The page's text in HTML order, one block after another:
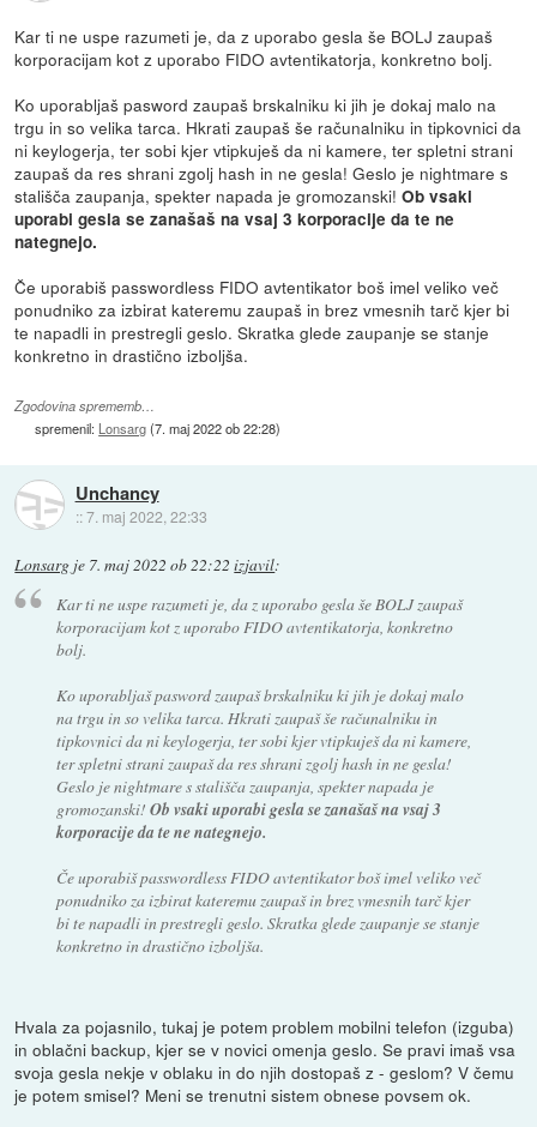
Kar ti ne uspe razumeti je, da z uporabo gesla še BOLJ zaupaš
korporacijam kot z uporabo FIDO avtentikatorja, konkretno bolj.
Ko uporabljaš pasword zaupaš brskalniku ki jih je dokaj malo na
trgu in so velika tarca. Hkrati zaupaš še računalniku in tipkovnici da
ni keylogerja, ter sobi kjer vtipkuješ da ni kamere, ter spletni strani
zaupaš da res shrani zgolj hash in ne gesla! Geslo je nightmare s
stališča zaupanja, spekter napada je gromozanski!Ob vsaki
uporabi gesla se zanašaš na vsaj 3 korporacije da te ne
nategnejo.
Če uporabiš passwordless FIDO avtentikator boš imel veliko več
ponudniko za izbirat kateremu zaupaš in brez vmesnih tarč kjer bi
te napadli in prestregli geslo. Skratka glede zaupanje se stanje
konkretno in drastično izboljša.
Zgodovina sprememb…
spremenil: Lonsarg(7. maj 2022 ob 22:28)
Unchancy
::7. maj 2022, 22:33
Lonsarg je 7. maj 2022 ob 22:22 izjavil:
Kar ti ne uspe razumeti je, da z uporabo gesla še BOLJ zaupaš
korporacijam kot z uporabo FIDO avtentikatorja, konkretno
bolj.
Ko uporabljaš pasword zaupaš brskalniku ki jih je dokaj malo
na trgu in so velika tarca. Hkrati zaupaš še računalniku in
tipkovnici da ni keylogerja, ter sobi kjer vtipkuješ da ni kamere,
ter spletni strani zaupaš da res shrani zgolj hash in ne gesla!
Geslo je nightmare s stališča zaupanja, spekter napada je
gromozanski! Ob vsaki uporabi gesla se zanašaš na vsaj 3
korporacije da te ne nategnejo.
Če uporabiš passwordless FIDO avtentikator boš imel veliko več
ponudniko za izbirat kateremu zaupaš in brez vmesnih tarč kjer
bi te napadli in prestregli geslo. Skratka glede zaupanje se stanje
konkretno in drastično izboljša.
Hvala za pojasnilo, tukaj je potem problem mobilni telefon (izguba)
in oblačni backup, kjer se v novici omenja geslo. Se pravi imaš vsa
svoja gesla nekje v oblaku in do njih dostopaš z - geslom? V čemu
je potem smisel? Meni se trenutni sistem obnese povsem ok.